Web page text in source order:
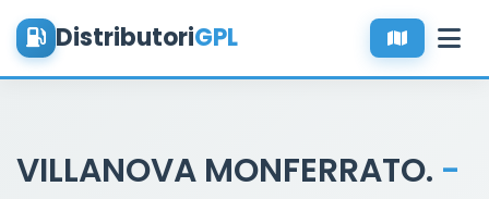
DistributoriGPL
VILLANOVA MONFERRATO. -